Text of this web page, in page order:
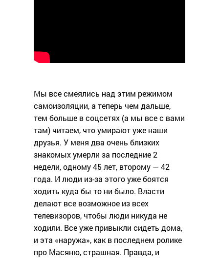
Мы все смеялись над этим режимом
самоизоляции, а теперь чем дальше,
тем больше в соцсетях (а мы все с вами
там) читаем, что умирают уже наши
друзья. У меня два очень близких
знакомых умерли за последние 2
недели, одному 45 лет, второму — 42
года. И люди из-за этого уже боятся
ходить куда бы то ни было. Власти
делают все возможное из всех
телевизоров, чтобы люди никуда не
ходили. Все уже привыкли сидеть дома,
и эта «наружа», как в последнем ролике
про Масяню, страшная. Правда, и